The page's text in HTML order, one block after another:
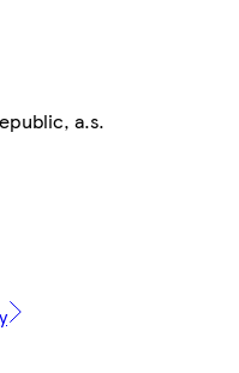
a.s.